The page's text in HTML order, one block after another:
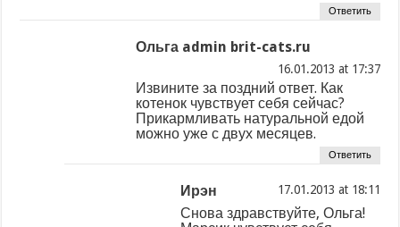
Ответить
Ольга admin brit-cats.ru
at
Извините за поздний ответ. Как
котенок чувствует себя сейчас?
Прикармливать натуральной едой
можно уже с двух месяцев.
Ответить
Ирэн at
Снова здравствуйте, Ольга!